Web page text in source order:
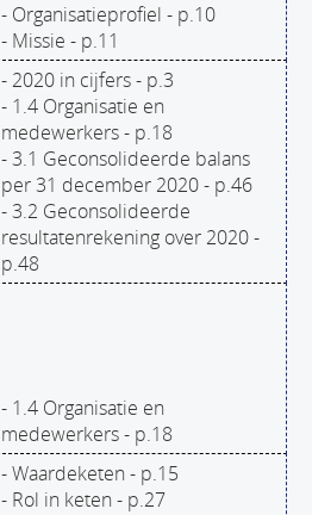
- Organisatieprofiel - p.10
- Missie - p.11
- 2020 in cijfers - p.3
- 1.4 Organisatie en
medewerkers - p.18
- 3.1 Geconsolideerde balans
per 31 december 2020 - p.46
- 3.2 Geconsolideerde
resultatenrekening over 2020 -
p.48
- 1.4 Organisatie en
medewerkers - p.18
- Waardeketen - p.15
- Rol in keten - p.27